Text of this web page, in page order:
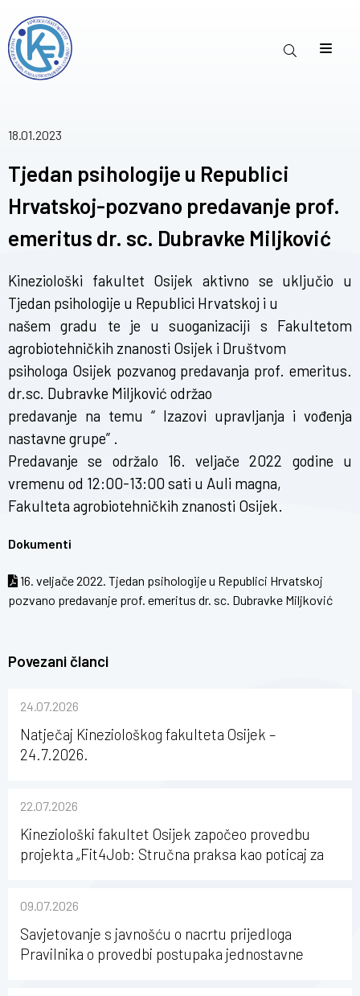
18.01.2023
Tjedan psihologije u Republici
Hrvatskoj-pozvano predavanje prof.
emeritus dr. sc. Dubravke Miljković
Kineziološki fakultet Osijek aktivno se uključio u
Tjedan psihologije u Republici Hrvatskoj i u
našem gradu te je u suoganizaciji s Fakultetom
agrobiotehničkih znanosti Osijek i Društvom
psihologa Osijek pozvanog predavanja prof. emeritus.
dr.sc. Dubravke Miljković održao
predavanje na temu “ Izazovi upravljanja i vođenja
nastavne grupe” .
Predavanje se održalo 16. veljače 2022 godine u
vremenu od 12:00-13:00 sati u Auli magna,
Fakulteta agrobiotehničkih znanosti Osijek.
Dokumenti
16. veljače 2022. Tjedan psihologije u Republici Hrvatskoj
pozvano predavanje prof. emeritus dr. sc. Dubravke Miljković
Povezani članci
24.07.2026
Natječaj Kineziološkog fakulteta Osijek –
24.7.2026.
22.07.2026
Kineziološki fakultet Osijek započeo provedbu
projekta „Fit4Job: Stručna praksa kao poticaj za
09.07.2026
Savjetovanje s javnošću o nacrtu prijedloga
Pravilnika o provedbi postupaka jednostavne